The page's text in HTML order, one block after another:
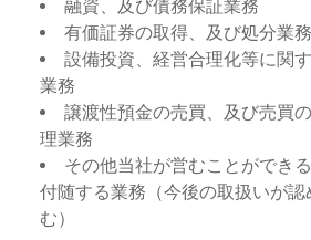
融資、及び債務保証業務
有価証券の取得、及び処分業務
設備投資、経営合理化等に関
業務
譲渡性預金の売買、及び売買
理業務
その他当社が営むことができ
付随する業務（今後の取扱いが
む）